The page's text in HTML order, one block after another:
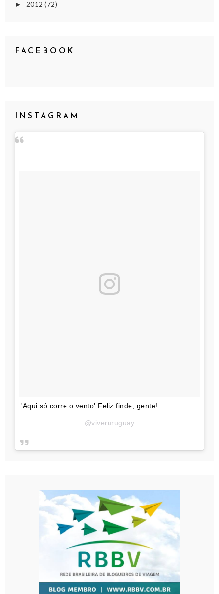
► 2012 (72)
FACEBOOK
INSTAGRAM
'Aqui só corre o vento' Feliz finde, gente!
@viveruruguay